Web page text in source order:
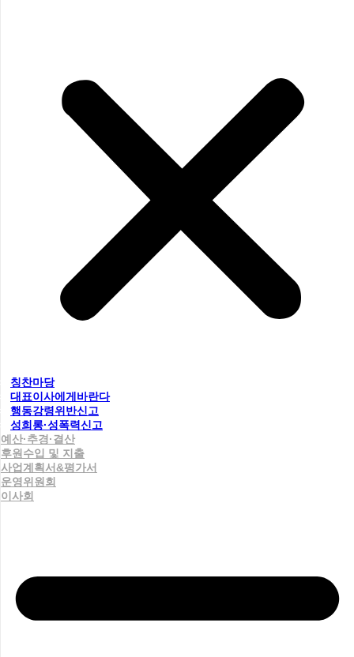
칭찬마당
대표이사에게바란다
행동강령위반신고
성희롱·성폭력신고
예산·추경·결산
후원수입 및 지출
사업계획서&평가서
운영위원회
이사회